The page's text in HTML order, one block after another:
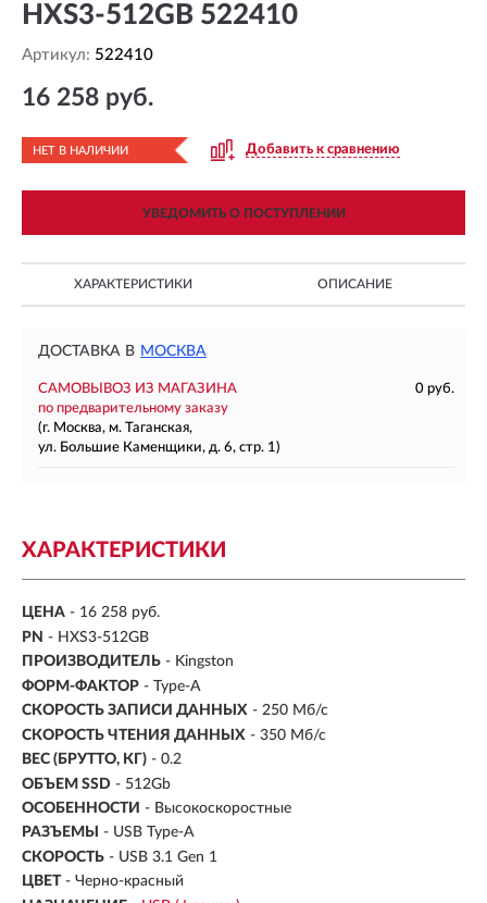
HXS3-512GB 522410
Артикул: 522410
16 258 руб.
НЕТ В НАЛИЧИИ Добавить к сравнению
УВЕДОМИТЬ О ПОСТУПЛЕНИИ
ХАРАКТЕРИСТИКИ ОПИСАНИЕ
ДОСТАВКА В МОСКВА
САМОВЫВОЗ ИЗ МАГАЗИНА
0 руб.
по предварительному заказу
(г. Москва, м. Таганская,
ул. Большие Каменщики, д. 6, стр. 1)
ХАРАКТЕРИСТИКИ
ЦЕНА - 16 258 руб.
PN - HXS3-512GB
ПРОИЗВОДИТЕЛЬ - Kingston
ФОРМ-ФАКТОР - Type-A
СКОРОСТЬ ЗАПИСИ ДАННЫХ - 250 Мб/с
СКОРОСТЬ ЧТЕНИЯ ДАННЫХ - 350 Мб/с
ВЕС (БРУТТО, КГ) - 0.2
ОБЪЕМ SSD - 512Gb
ОСОБЕННОСТИ - Высокоскоростные
РАЗЪЕМЫ
- USB Type-A
СКОРОСТЬ - USB 3.1 Gen 1
ЦВЕТ - Черно-красный